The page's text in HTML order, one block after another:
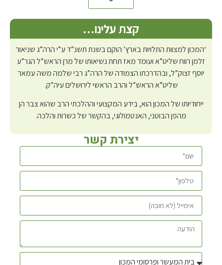
קצת עלינו…
‘המכון למצוות התלויות בארץ’ הוקם בשנת תשנ”ד ע”י הרה”ג שניאור
זלמן רווח שליט”א ועומד מאז תחת נשיאותו של מרן הראש”ל הגר”ע
יוסף זצוק”ל, ובהדרכתו הצמודה של הרה”ג רבי שלמה משה עמאר
שליט”א הראש”ל והרב הראשי לירושלים עיה”ק.
ייחודיותו של המכון הוא, בידע המקצועי וההלכתי הרב שהוא צבר הן
מהפן הבוטני, האנטמולוגי, בהקשר של כשרות והלכה.
יצירת קשר